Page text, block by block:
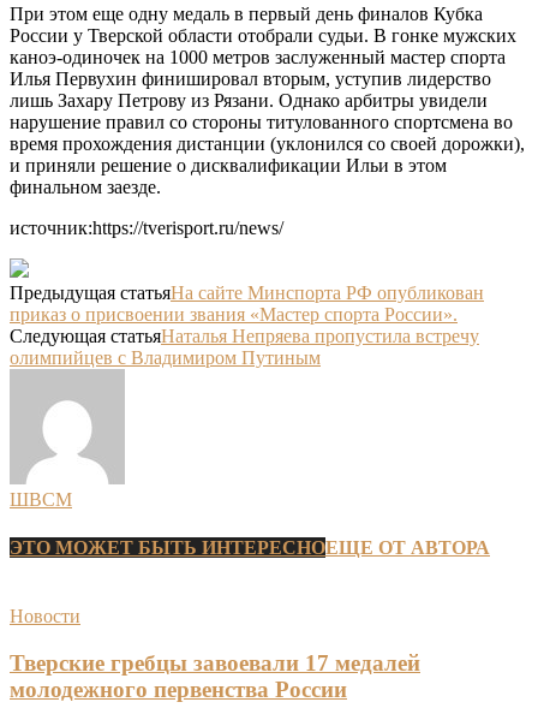
При этом еще одну медаль в первый день финалов Кубка
России у Тверской области отобрали судьи. В гонке мужских
каноэ-одиночек на 1000 метров заслуженный мастер спорта
Илья Первухин финишировал вторым, уступив лидерство
лишь Захару Петрову из Рязани. Однако арбитры увидели
нарушение правил со стороны титулованного спортсмена во
время прохождения дистанции (уклонился со своей дорожки),
и приняли решение о дисквалификации Ильи в этом
финальном заезде.
источник:https://tverisport.ru/news/
Предыдущая статьяНа сайте Минспорта РФ опубликован
приказ о присвоении звания «Мастер спорта России».
Следующая статьяНаталья Непряева пропустила встречу
олимпийцев с Владимиром Путиным
ШВСМ
ЭТО МОЖЕТ БЫТЬ ИНТЕРЕСНОЕЩЕ ОТ АВТОРА
Новости
Тверские гребцы завоевали 17 медалей
молодежного первенства России